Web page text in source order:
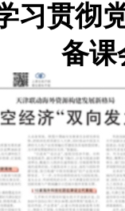
习贯彻
备课